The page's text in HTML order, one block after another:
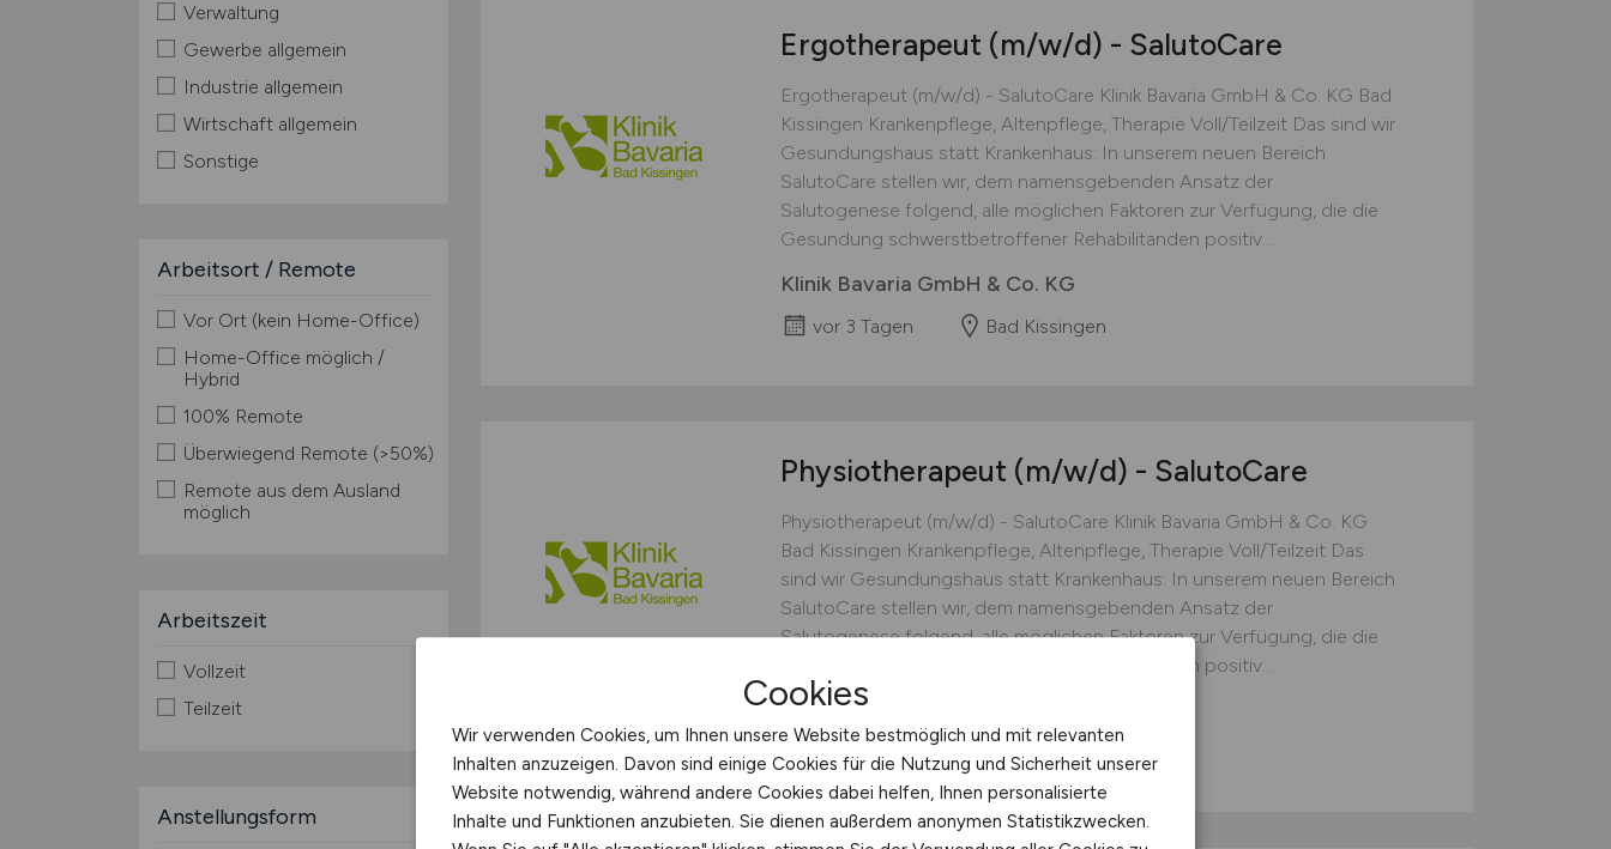
Verwaltung
Gewerbe allgemein
Industrie allgemein
Wirtschaft allgemein
Sonstige
Arbeitsort / Remote
Vor Ort (kein Home-Office)
Home-Office möglich /
Hybrid
100% Remote
Überwiegend Remote (>50%)
Remote aus dem Ausland
möglich
Arbeitszeit
Vollzeit
Teilzeit
Anstellungsform
Ergotherapeut (m/w/d) - SalutoCare
Ergotherapeut (m/w/d) - SalutoCare Klinik Bavaria GmbH & Co. KG Bad
Kissingen Krankenpflege, Altenpflege, Therapie Voll/Teilzeit Das sind wir
Gesundungshaus statt Krankenhaus: In unserem neuen Bereich
SalutoCare stellen wir, dem namensgebenden Ansatz der
Salutogenese folgend, alle möglichen Faktoren zur Verfügung, die die
Gesundung schwerstbetroffener Rehabilitanden positiv...
Klinik Bavaria GmbH & Co. KG
vor 3 Tagen Bad Kissingen
Physiotherapeut (m/w/d) - SalutoCare
Physiotherapeut (m/w/d) - SalutoCare Klinik Bavaria GmbH & Co. KG
Bad Kissingen Krankenpflege, Altenpflege, Therapie Voll/Teilzeit Das
sind wir Gesundungshaus statt Krankenhaus: In unserem neuen Bereich
SalutoCare stellen wir, dem namensgebenden Ansatz der
Salutogenese folgend, alle möglichen Faktoren zur Verfügung, die die
Gesundung schwerstbetroffener Rehabilitanden positiv...
Klinik Bavaria GmbH & Co. KG
vor 3 Tagen Bad Kissingen
Cookies
Wir verwenden Cookies, um Ihnen unsere Website bestmöglich und mit relevanten
Inhalten anzuzeigen. Davon sind einige Cookies für die Nutzung und Sicherheit unserer
Website notwendig, während andere Cookies dabei helfen, Ihnen personalisierte
Inhalte und Funktionen anzubieten. Sie dienen außerdem anonymen Statistikzwecken.